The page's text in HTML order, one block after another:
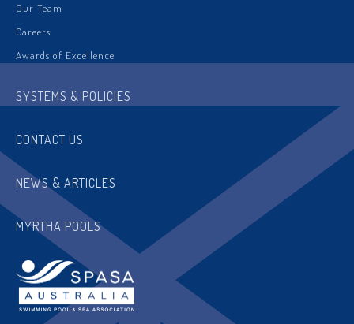
Our Team
Careers
Awards of Excellence
SYSTEMS & POLICIES
CONTACT US
NEWS & ARTICLES
MYRTHA POOLS